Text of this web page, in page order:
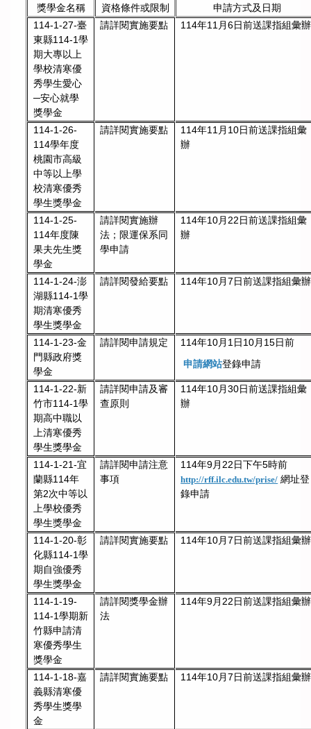
獎學金名稱 資格條件或限制
申請方式及日期
114-1-27-臺
東縣114-1學
期大專以上
學校清寒優
秀學生愛心
─安心就學
獎學金
請詳閱實施要點 114年11月6日前送課指組彙辦
114-1-26-
114學年度
桃園市高級
中等以上學
校清寒優秀
學生獎學金
請詳閱實施要點
114年11月10日前送課指組彙
辦
114-1-25-
114年度陳
果夫先生獎
學金
請詳閱實施辦
法；限運保系同
學申請
114年10月22日前送課指組彙
辦
114-1-24-澎
湖縣114-1學
期清寒優秀
學生獎學金
請詳閱發給要點 114年10月7日前送課指組彙辦
114-1-23-金
門縣政府獎
學金
請詳閱申請規定
114年10月1日10月15日前
申請網站登錄申請
114-1-22-新
竹市114-1學
期高中職以
上清寒優秀
學生獎學金
請詳閱申請及審
查原則
114年10月30日前送課指組彙
辦
114-1-21-宜
蘭縣114年
第2次中等以
上學校優秀
學生獎學金
請詳閱申請注意
事項
114年9月22日下午5時前
http://rff.ilc.edu.tw/prise/ 網址登
錄申請
114-1-20-彰
化縣114-1學
期自強優秀
學生獎學金
請詳閱實施要點 114年10月7日前送課指組彙辦
114-1-19-
114-1學期新
竹縣申請清
寒優秀學生
獎學金
請詳閱獎學金辦
法
114年9月22日前送課指組彙辦
114-1-18-嘉
義縣清寒優
秀學生獎學
金
請詳閱實施要點 114年10月7日前送課指組彙辦